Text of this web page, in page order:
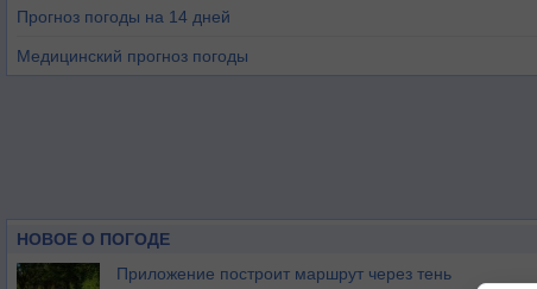
Прогноз погоды на 14 дней
Медицинский прогноз погоды
НОВОЕ О ПОГОДЕ
Приложение построит маршрут через тень